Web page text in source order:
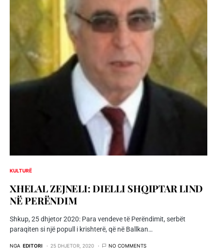
KULTURË
XHELAL ZEJNELI: DIELLI SHQIPTAR LIND
NË PERËNDIM
Shkup, 25 dhjetor 2020: Para vendeve të Perëndimit, serbët
paraqiten si një popull i krishterë, që në Ballkan…
NGA EDITORI 25 DHJETOR, 2020 NO COMMENTS